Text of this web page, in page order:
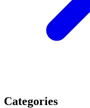
Categories